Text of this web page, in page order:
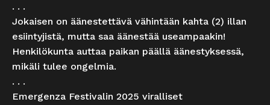
. . .
Jokaisen on äänestettävä vähintään kahta (2) illan
esiintyjistä, mutta saa äänestää useampaakin!
Henkilökunta auttaa paikan päällä äänestyksessä,
mikäli tulee ongelmia.
. . .
Emergenza Festivalin 2025 viralliset